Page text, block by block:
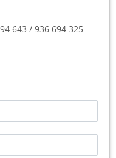
643 / 936 694 325